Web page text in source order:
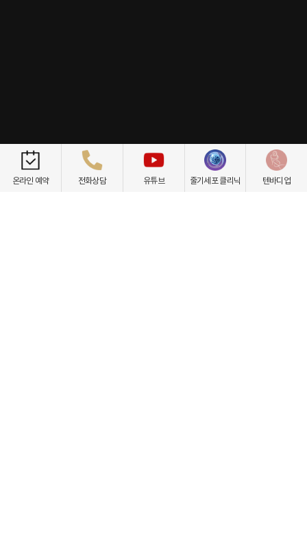
개인정보취급방침 이용약관 환자권리장전 비급여항목
온라인 예약 전화상담 유튜브 줄기세포 클리닉 텐바디업